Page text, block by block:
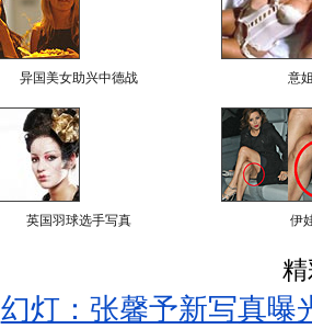
异国美女助兴中德战 意
英国羽球选手写真 伊
幻灯：张馨予新写真曝